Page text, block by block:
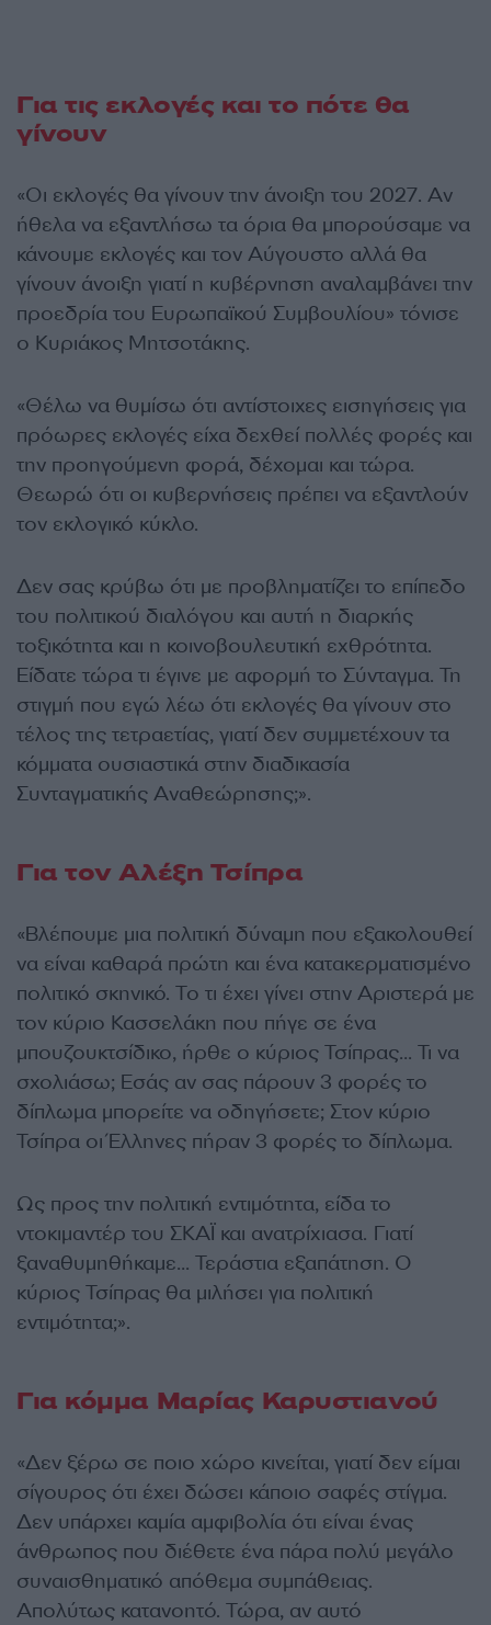
Για τις εκλογές και το πότε θα
γίνουν
«Οι εκλογές θα γίνουν την άνοιξη του 2027. Αν
ήθελα να εξαντλήσω τα όρια θα μπορούσαμε να
κάνουμε εκλογές και τον Αύγουστο αλλά θα
γίνουν άνοιξη γιατί η κυβέρνηση αναλαμβάνει την
προεδρία του Ευρωπαϊκού Συμβουλίου» τόνισε
ο Κυριάκος Μητσοτάκης.
«Θέλω να θυμίσω ότι αντίστοιχες εισηγήσεις για
πρόωρες εκλογές είχα δεχθεί πολλές φορές και
την προηγούμενη φορά, δέχομαι και τώρα.
Θεωρώ ότι οι κυβερνήσεις πρέπει να εξαντλούν
τον εκλογικό κύκλο.
Δεν σας κρύβω ότι με προβληματίζει το επίπεδο
του πολιτικού διαλόγου και αυτή η διαρκής
τοξικότητα και η κοινοβουλευτική εχθρότητα.
Είδατε τώρα τι έγινε με αφορμή το Σύνταγμα. Τη
στιγμή που εγώ λέω ότι εκλογές θα γίνουν στο
τέλος της τετραετίας, γιατί δεν συμμετέχουν τα
κόμματα ουσιαστικά στην διαδικασία
Συνταγματικής Αναθεώρησης;».
Για τον Αλέξη Τσίπρα
«Βλέπουμε μια πολιτική δύναμη που εξακολουθεί
να είναι καθαρά πρώτη και ένα κατακερματισμένο
πολιτικό σκηνικό. Το τι έχει γίνει στην Αριστερά με
τον κύριο Κασσελάκη που πήγε σε ένα
μπουζουκτσίδικο, ήρθε ο κύριος Τσίπρας… Τι να
σχολιάσω; Εσάς αν σας πάρουν 3 φορές το
δίπλωμα μπορείτε να οδηγήσετε; Στον κύριο
Τσίπρα οι Έλληνες πήραν 3 φορές το δίπλωμα.
Ως προς την πολιτική εντιμότητα, είδα το
ντοκιμαντέρ του ΣΚΑΪ και ανατρίχιασα. Γιατί
ξαναθυμηθήκαμε… Τεράστια εξαπάτηση. Ο
κύριος Τσίπρας θα μιλήσει για πολιτική
εντιμότητα;».
Για κόμμα Μαρίας Καρυστιανού
«Δεν ξέρω σε ποιο χώρο κινείται, γιατί δεν είμαι
σίγουρος ότι έχει δώσει κάποιο σαφές στίγμα.
Δεν υπάρχει καμία αμφιβολία ότι είναι ένας
άνθρωπος που διέθετε ένα πάρα πολύ μεγάλο
συναισθηματικό απόθεμα συμπάθειας.
Απολύτως κατανοητό. Τώρα, αν αυτό